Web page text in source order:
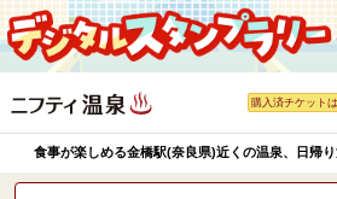
購入済チケット
食事が楽しめる金橋駅(奈良県)近くの温泉、日帰